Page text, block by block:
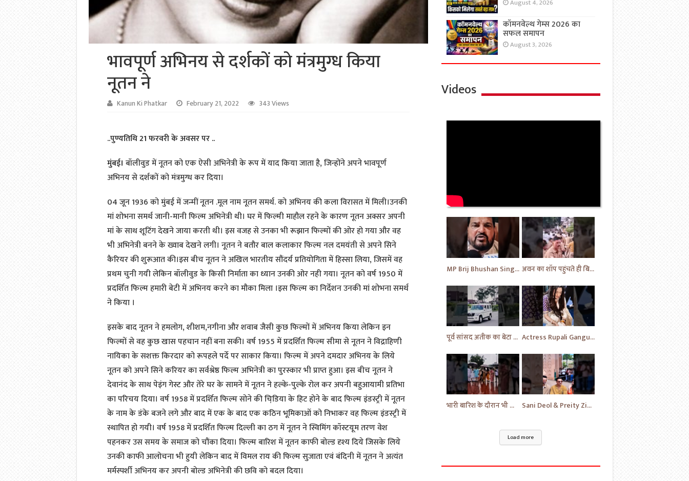
भावपूर्ण अभिनय से दर्शकों को मंत्रमुग्ध किया
नूतन ने
Kanun Ki Phatkar February 21, 2022 343 Views
..पुण्यतिथि 21 फरवरी के अवसर पर ..
मुंबई। बॉलीवुड में नूतन को एक ऐसी अभिनेत्री के रूप में याद किया जाता है, जिन्होंने अपने भावपूर्ण
अभिनय से दर्शकों को मंत्रमुग्ध कर दिया।
04 जून 1936 को मुंबई में जन्मीं नूतन .मूल नाम नूतन समर्थ. को अभिनय की कला विरासत में मिली।उनकी
मां शोभना समर्थ जानी-मानी फिल्म अभिनेत्री थी। घर में फिल्मी माहौल रहने के कारण नूतन अक्सर अपनी
मां के साथ शूटिंग देखने जाया करती थी। इस वजह से उनका भी रूझान फिल्मों की ओर हो गया और वह
भी अभिनेत्री बनने के ख्वाब देखने लगी। नूतन ने बतौर बाल कलाकार फिल्म नल दमयंती से अपने सिने
कैरियर की शुरूआत की।इस बीच नूतन ने अखिल भारतीय सौंदर्य प्रतियोगिता में हिस्सा लिया, जिसमें वह
प्रथम चुनी गयी लेकिन बॉलीवुड के किसी निर्माता का ध्यान उनकी ओर नही गया। नूतन को वर्ष 1950 में
प्रदर्शित फिल्म हमारी बेटी में अभिनय करने का मौका मिला ।इस फिल्म का निर्देशन उनकी मां शोभना समर्थ
ने किया ।
इसके बाद नूतन ने हमलोग, शीशम,नगीना और शवाब जैसी कुछ फिल्मों में अभिनय किया लेकिन इन
फिल्मों से वह कुछ खास पहचान नहीं बना सकी। वर्ष 1955 में प्रदर्शित फिल्म सीमा से नूतन ने विद्राहिणी
नायिका के सशक्त किरदार को रूपहले पर्दे पर साकार किया। फिल्म में अपने दमदार अभिनय के लिये
नूतन को अपने सिने करियर का सर्वश्रेष्ठ फिल्म अभिनेत्री का पुरस्कार भी प्राप्त हुआ। इस बीच नूतन ने
देवानंद के साथ पेइंग गेस्ट और तेरे घर के सामने में नूतन ने हल्के-पुल्के रोल कर अपनी बहुआयामी प्रतिभा
का परिचय दिया। वर्ष 1958 में प्रदर्शित फिल्म सोने की चिडि़या के हिट होने के बाद फिल्म इंडस्ट्री में नूतन
के नाम के डंके बजने लगे और बाद में एक के बाद एक कठिन भूमिकाओं को निभाकर वह फिल्म इंडस्ट्री में
स्थापित हो गयी। वर्ष 1958 में प्रदर्शित फिल्म दिल्ली का ठग में नूतन ने स्विमिंग कॉस्टयूम तरण वेश
पहनकर उस समय के समाज को चौंका दिया। फिल्म बारिश में नूतन काफी बोल्ड दृश्य दिये जिसके लिये
उनकी काफी आलोचना भी हुयी लेकिन बाद में विमल राय की फिल्म सुजाता एवं बंदिनी में नूतन ने अत्यंत
मर्मस्पर्शी अभिनय कर अपनी बोल्ड अभिनेत्री की छवि को बदल दिया।
August 4, 2026
कॉमनवेल्थ गेम्स 2026 का
सफल समापन
August 3, 2026
Videos
MP Brij Bhushan Singh ने Rahul Gandhi की कर दी जमकर तारीफ | News | Breaking | #shorts #yt #news अवन का शॉप पहुंचते ही बिगड़े भीड़ के हालात | Prayagraj News | Ateek Ahmad | #shorts #yt #news
पूर्व सांसद अतीक का बेटा अहमद अली पहुंचे फतेहपुर | Uttar Pradesh | News | #shorts #yt #news #upnews Actress Rupali Ganguly looking beautiful Play a cute puppy | Bollywood | Bollywood News #shorts #yt
भारी बारिश के दौरान भी विपक्ष का प्रदर्शन जारी | News Today | Congress | Samajwadi | #shorts #yt Sani Deol & Preity Zinta visits at Lucknow | Bollywood | Bollywood News | #bollywood #shorts #yt
Load more